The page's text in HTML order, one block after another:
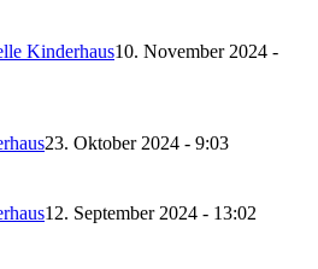
Kinderhaus10. November 2024 -
23. Oktober 2024 - 9:03
12. September 2024 - 13:02